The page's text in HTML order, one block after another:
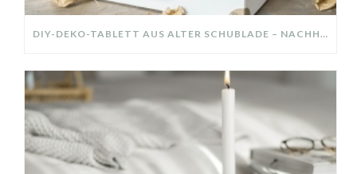
DIY-DEKO-TABLETT AUS ALTER SCHUBLADE – NACHHALTIGE HERBSTDEKO SELBER MACHEN!